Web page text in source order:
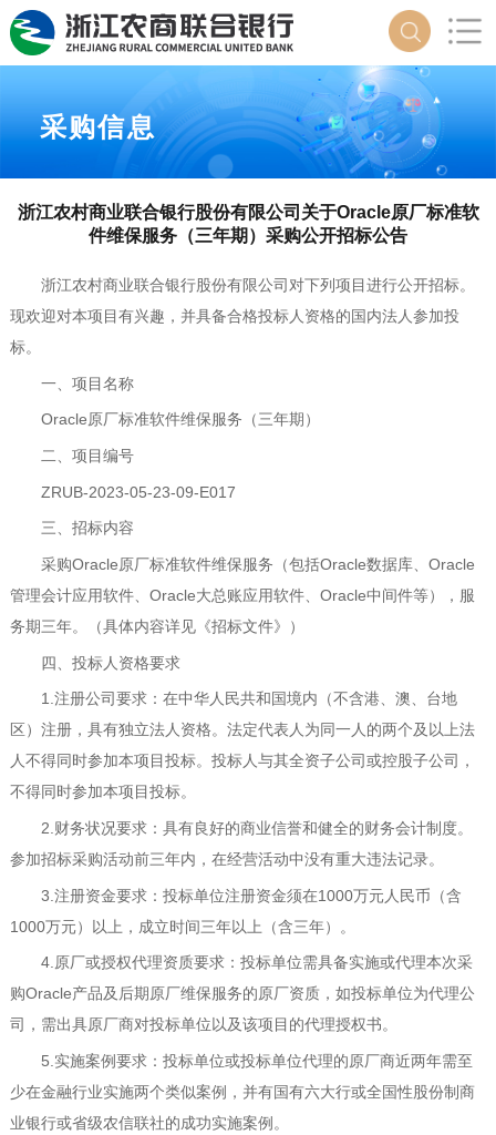
采购信息
浙江农村商业联合银行股份有限公司关于Oracle原厂标准软
件维保服务（三年期）采购公开招标公告
浙江农村商业联合银行股份有限公司对下列项目进行公开招标。
现欢迎对本项目有兴趣，并具备合格投标人资格的国内法人参加投
标。
一、项目名称
Oracle原厂标准软件维保服务（三年期）
二、项目编号
ZRUB-2023-05-23-09-E017
三、招标内容
采购Oracle原厂标准软件维保服务（包括Oracle数据库、Oracle
管理会计应用软件、Oracle大总账应用软件、Oracle中间件等），服
务期三年。 （具体内容详见《招标文件》）
四、投标人资格要求
1.注册公司要求：在中华人民共和国境内（不含港、澳、台地
区）注册，具有独立法人资格。法定代表人为同一人的两个及以上法
人不得同时参加本项目投标。投标人与其全资子公司或控股子公司，
不得同时参加本项目投标。
2. 财务状况要求：具有良好的商业信誉和健全的财务会计制度。
参加招标采购活动前三年内，在经营活动中没有重大违法记录。
3.注册资金要求：投标单位注册资金须在1000万元人民币（含
1000万元）以上，成立时间三年以上（含三年）。
4.原厂或授权代理资质要求：投标单位需具备实施或代理本次采
购Oracle产品及后期原厂维保服务的原厂资质，如投标单位为代理公
司，需出具原厂商对投标单位以及该项目的代理授权书。
5. 实施案例要求：投标单位或投标单位代理的原厂商近两年需至
少在金融行业实施两个类似案例， 并有国有六大行或全国性股份制商
业银行或省级农信联社的成功实施案例。